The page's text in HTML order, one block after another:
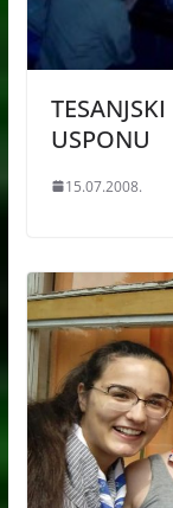
USPONU
15.07.2008.